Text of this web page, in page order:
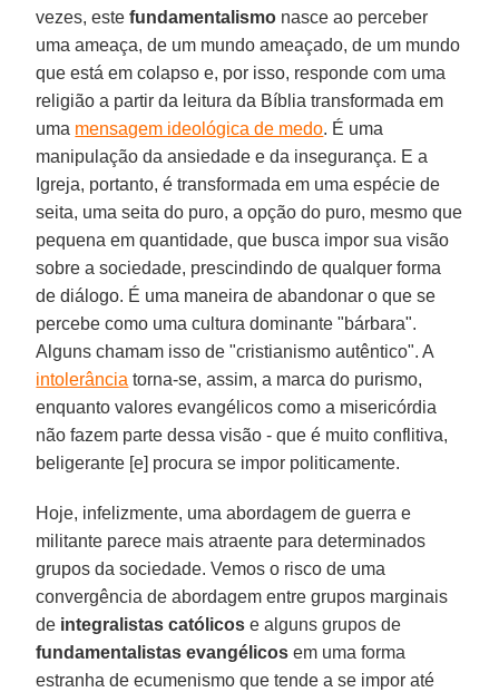
vezes, estefundamentalismo nasce ao perceber
uma ameaça, de um mundo ameaçado, de um mundo
que está em colapso e, por isso, responde com uma
religião a partir da leitura da Bíblia transformada em
uma mensagem ideológica de medo. É uma
manipulação da ansiedade e da insegurança. E a
Igreja, portanto, é transformada em uma espécie de
seita, uma seita do puro, a opção do puro, mesmo que
pequena em quantidade, que busca impor sua visão
sobre a sociedade, prescindindo de qualquer forma
de diálogo. É uma maneira de abandonar o que se
percebe como uma cultura dominante "bárbara".
Alguns chamam isso de "cristianismo autêntico". A
intolerância torna-se, assim, a marca do purismo,
enquanto valores evangélicos como a misericórdia
não fazem parte dessa visão - que é muito conflitiva,
beligerante [e] procura se impor politicamente.
Hoje, infelizmente, uma abordagem de guerra e
militante parece mais atraente para determinados
grupos da sociedade. Vemos o risco de uma
convergência de abordagem entre grupos marginais
de integralistas católicos e alguns grupos de
fundamentalistas evangélicos em uma forma
estranha de ecumenismo que tende a se impor até